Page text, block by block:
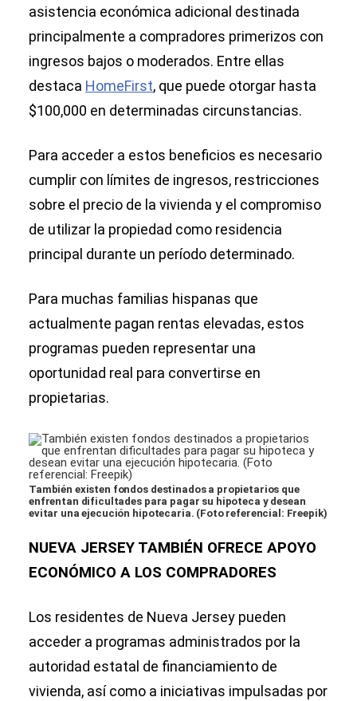
asistencia económica adicional destinada
principalmente a compradores primerizos con
ingresos bajos o moderados. Entre ellas
destaca HomeFirst, que puede otorgar hasta
$100,000 en determinadas circunstancias.
Para acceder a estos beneficios es necesario
cumplir con límites de ingresos, restricciones
sobre el precio de la vivienda y el compromiso
de utilizar la propiedad como residencia
principal durante un período determinado.
Para muchas familias hispanas que
actualmente pagan rentas elevadas, estos
programas pueden representar una
oportunidad real para convertirse en
propietarias.
También existen fondos destinados a propietarios que
enfrentan dificultades para pagar su hipoteca y desean
evitar una ejecución hipotecaria. (Foto referencial: Freepik)
NUEVA JERSEY TAMBIÉN OFRECE APOYO
ECONÓMICO A LOS COMPRADORES
Los residentes de Nueva Jersey pueden
acceder a programas administrados por la
autoridad estatal de financiamiento de
vivienda, así como a iniciativas impulsadas por